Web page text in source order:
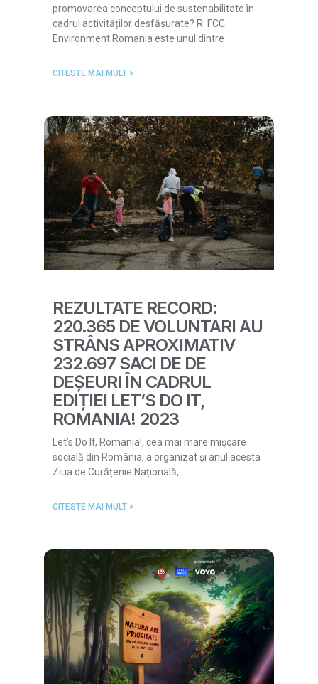
promovarea conceptului de sustenabilitate în
cadrul activităților desfășurate? R: FCC
Environment Romania este unul dintre
CITESTE MAI MULT >
REZULTATE RECORD:
220.365 DE VOLUNTARI AU
STRÂNS APROXIMATIV
232.697 SACI DE DE
DEȘEURI ÎN CADRUL
EDIȚIEI LET’S DO IT,
ROMANIA! 2023
Let’s Do It, Romania!, cea mai mare mișcare
socială din România, a organizat și anul acesta
Ziua de Curățenie Națională,
CITESTE MAI MULT >